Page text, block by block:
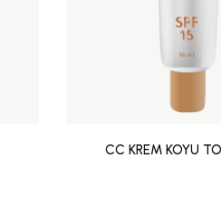
CC KREM KOYU